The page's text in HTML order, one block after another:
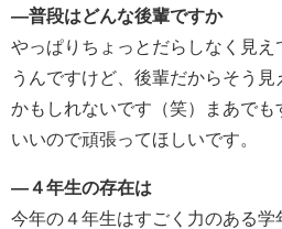
―普段はどんな後輩ですか
やっぱりちょっとだらしなく見
うんですけど、後輩だからそう
かもしれないです（笑）まあで
いいので頑張ってほしいです。
―４年生の存在は
今年の４年生はすごく力のある